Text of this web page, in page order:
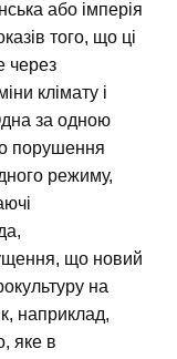
або імперія
того, що ці
через
клімату і
за одною
порушення
режиму,
що новий
на
наприклад,
яке в